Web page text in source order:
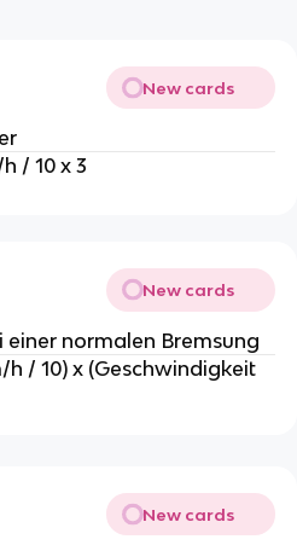
New cards
/ 10 x 3
New cards
normalen Bremsung
/ 10) x (Geschwindigkeit
New cards